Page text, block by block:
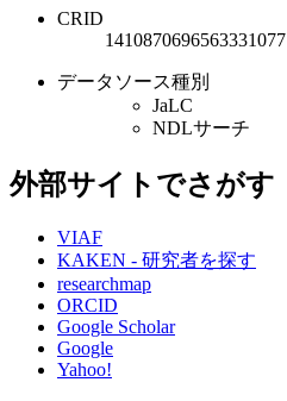
CRID
1410870696563331077
データソース種別
JaLC
NDLサーチ
外部サイトでさがす
VIAF
KAKEN - 研究者を探す
researchmap
ORCID
Google Scholar
Google
Yahoo!